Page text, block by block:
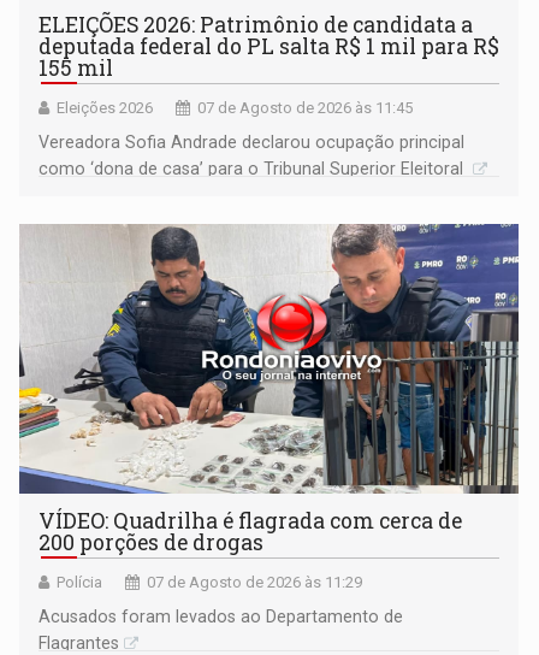
ELEIÇÕES 2026: Patrimônio de candidata a
deputada federal do PL salta R$ 1 mil para R$
155 mil
Eleições 2026 07 de Agosto de 2026 às 11:45
Vereadora Sofia Andrade declarou ocupação principal
como ‘dona de casa’ para o Tribunal Superior Eleitoral
VÍDEO: Quadrilha é flagrada com cerca de
200 porções de drogas
Polícia 07 de Agosto de 2026 às 11:29
Acusados foram levados ao Departamento de
Flagrantes